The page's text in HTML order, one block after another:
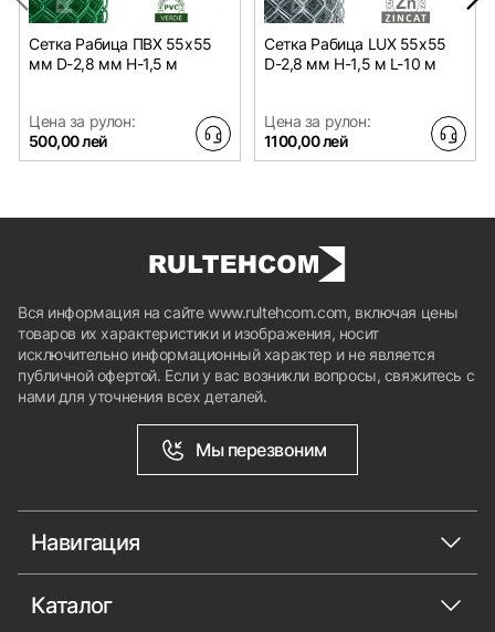
Сетка Рабица ПВХ 55х55
мм D-2,8 мм H-1,5 м
Цена за рулон:
500,00 лей
Сетка Рабица LUX 55х55
D-2,8 мм H-1,5 м L-10 м
Цена за рулон:
1100,00 лей
Вся информация на сайте www.rultehcom.com, включая цены
товаров их характеристики и изображения, носит
исключительно информационный характер и не является
публичной офертой. Если у вас возникли вопросы, свяжитесь с
нами для уточнения всех деталей.
Мы перезвоним
Навигация
Каталог